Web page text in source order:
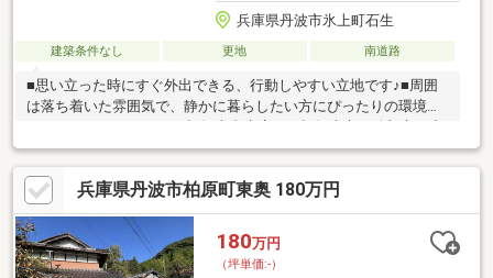
兵庫県丹波市氷上町石生
建築条件なし 更地 南道路
■思い立った時にすぐ外出できる、行動しやすい立地です♪■周囲
は落ち着いた雰囲気で、静かに暮らしたい方にぴったりの環境で
心に、地域密着ナンバー１を目指しています！○家を買いたい・
売りたい・リフォームしたいお客様にたくさんの情報を迅速に提
供いたします！○物件情報・住宅ローンetc...どんな事でもお気軽
にご相談ください！○見るだけOK!聞くだけOK!ご相談は無料で
す！ご来店、お問い合わせをお待ちしております♪
兵庫県丹波市柏原町東奥 180万円
180万円
（坪単価:-）